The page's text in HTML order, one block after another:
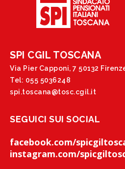
SPI CGIL TOSCANA
Via Pier Capponi, 7 50132
Tel: 055 5036248
spi.toscana@tosc.cgil.it
SEGUICI SUI SOCIAL
facebook.com/
instagram.com/